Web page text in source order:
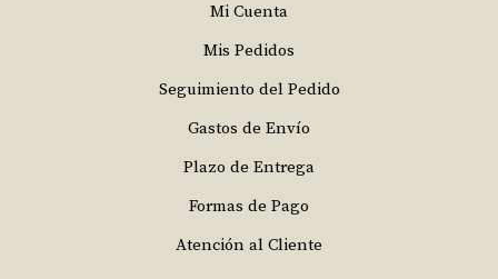
Mi Cuenta
Mis Pedidos
Seguimiento del Pedido
Gastos de Envío
Plazo de Entrega
Formas de Pago
Atención al Cliente